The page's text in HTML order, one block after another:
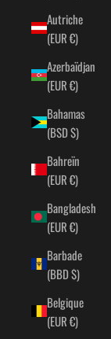
Autriche
(EUR €)
Azerbaïdjan
(EUR €)
Bahamas
(BSD $)
Bahreïn
(EUR €)
Bangladesh
(EUR €)
Barbade
(BBD $)
Belgique
(EUR €)